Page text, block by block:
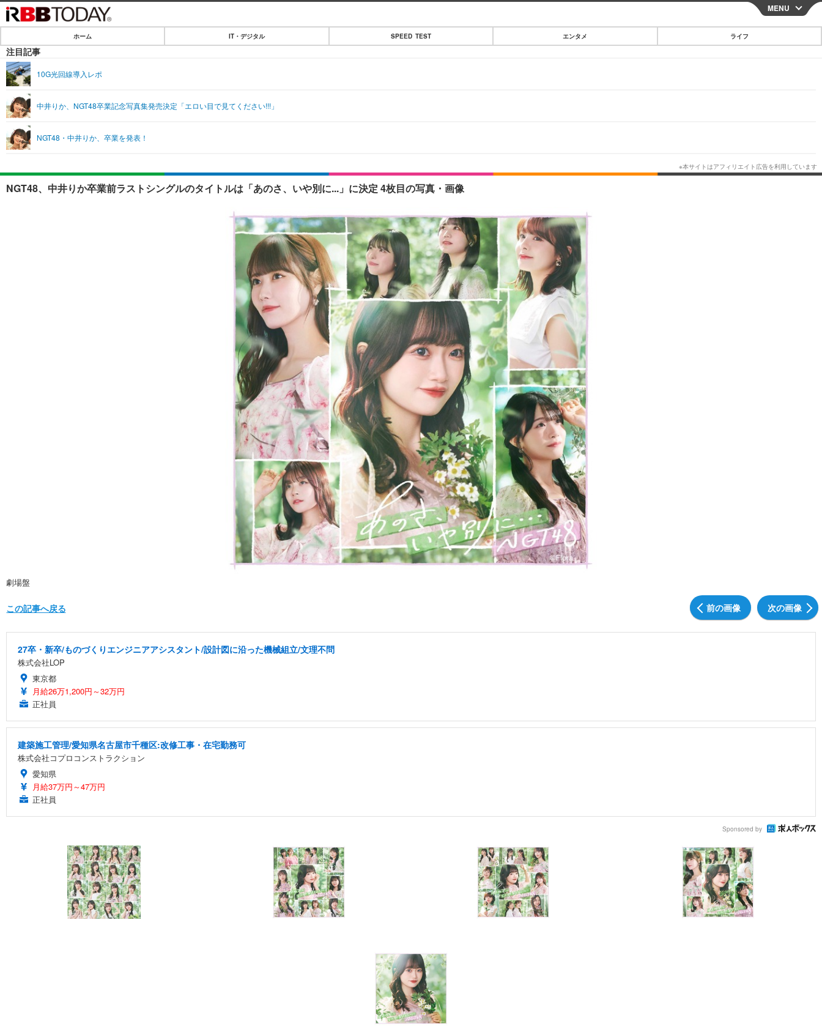
CLOSE
IT・デジタル
SPEED TEST
エンタメ
音楽
ライフ
ライフTOP グルメ
ペット
リリース一覧
MENU
ホーム IT・デジタル SPEED TEST エンタメ ライフ
注目記事
10G光回線導入レポ
中井りか、NGT48卒業記念写真集発売決定「エロい目で見てください!!!」
NGT48・中井りか、卒業を発表！
NGT48、中井りか卒業前ラストシングルのタイトルは「あのさ、いや別に...」に決定 4枚目の写真・画像
劇場盤
前の画像 次の画像
この記事へ戻る
27卒・新卒/ものづくりエンジニアアシスタント/設計図に沿った機械組立/文理不問
株式会社LOP
東京都
月給26万1,200円～32万円
正社員
建築施工管理/愛知県名古屋市千種区:改修工事・在宅勤務可
株式会社コプロコンストラクション
愛知県
月給37万円～47万円
正社員
Sponsored by